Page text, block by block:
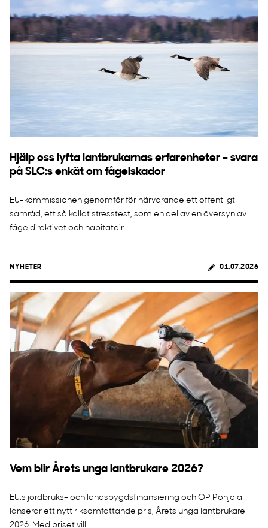
Hjälp oss lyfta lantbrukarnas erfarenheter – svara
på SLC:s enkät om fågelskador
EU-kommissionen genomför för närvarande ett offentligt
samråd, ett så kallat stresstest, som en del av en översyn av
fågeldirektivet och habitatdir...
NYHETER 01.07.2026
Vem blir Årets unga lantbrukare 2026?
EU:s jordbruks- och landsbygdsfinansiering och OP Pohjola
lanserar ett nytt riksomfattande pris, Årets unga lantbrukare
2026. Med priset vill ...